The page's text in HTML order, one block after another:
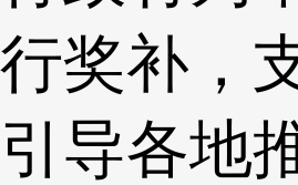
行奖补，
引导各地